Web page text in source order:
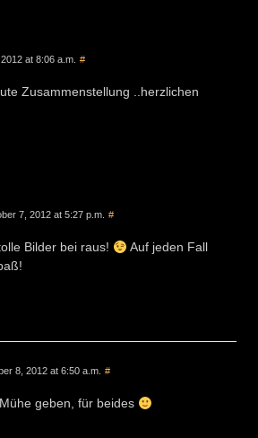
at 8:06 a.m. #
Zusammenstellung ..herzlichen
7, 2012 at 5:27 p.m. #
Bilder bei raus!
Auf jeden Fall
8, 2012 at 6:50 a.m. #
geben, für beides